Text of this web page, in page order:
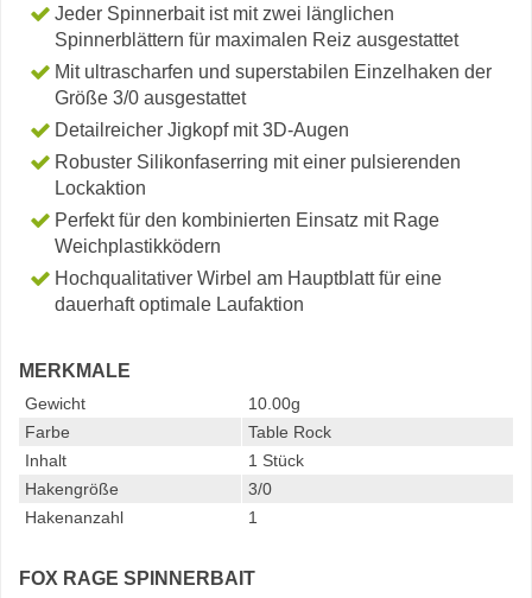
Jeder Spinnerbait ist mit zwei länglichen
Spinnerblättern für maximalen Reiz ausgestattet
Mit ultrascharfen und superstabilen Einzelhaken der
Größe 3/0 ausgestattet
Detailreicher Jigkopf mit 3D-Augen
Robuster Silikonfaserring mit einer pulsierenden
Lockaktion
Perfekt für den kombinierten Einsatz mit Rage
Weichplastikködern
Hochqualitativer Wirbel am Hauptblatt für eine
dauerhaft optimale Laufaktion
MERKMALE
Gewicht
10.00g
Farbe
Table Rock
Inhalt
1 Stück
Hakengröße
3/0
Hakenanzahl
1
FOX RAGE SPINNERBAIT